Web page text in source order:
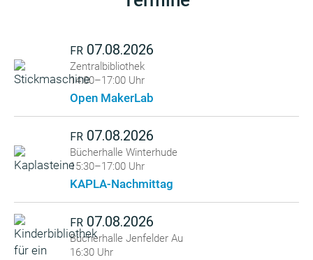
FR 07.08.2026
Zentralbibliothek
14:00–17:00 Uhr
Open MakerLab
FR 07.08.2026
Bücherhalle Winterhude
15:30–17:00 Uhr
KAPLA-Nachmittag
FR 07.08.2026
Bücherhalle Jenfelder Au
16:30 Uhr